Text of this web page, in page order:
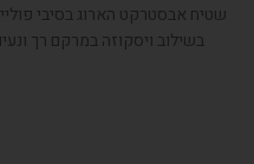
שטיח אבסטרקט הארוג בסיבי
בשילוב ויסקוזה במרקם רך